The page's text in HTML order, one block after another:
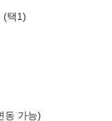
(택1)
동 가능)